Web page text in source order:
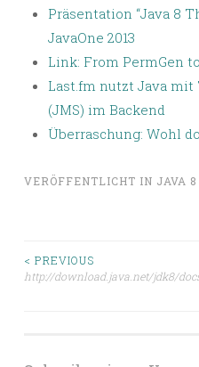
Präsentation “Java 8
JavaOne 2013
Link: From PermGen
Last.fm nutzt Java mit
(JMS) im Backend
Überraschung: Wohl
VERÖFFENTLICHT IN JAVA 8
< PREVIOUS
http://download.java.net/jdk8/